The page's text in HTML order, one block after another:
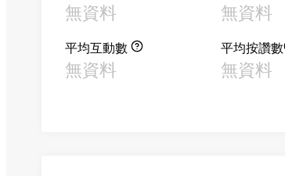
無資料 無資料
平均互動數
無資料
平均按讚數
無資料